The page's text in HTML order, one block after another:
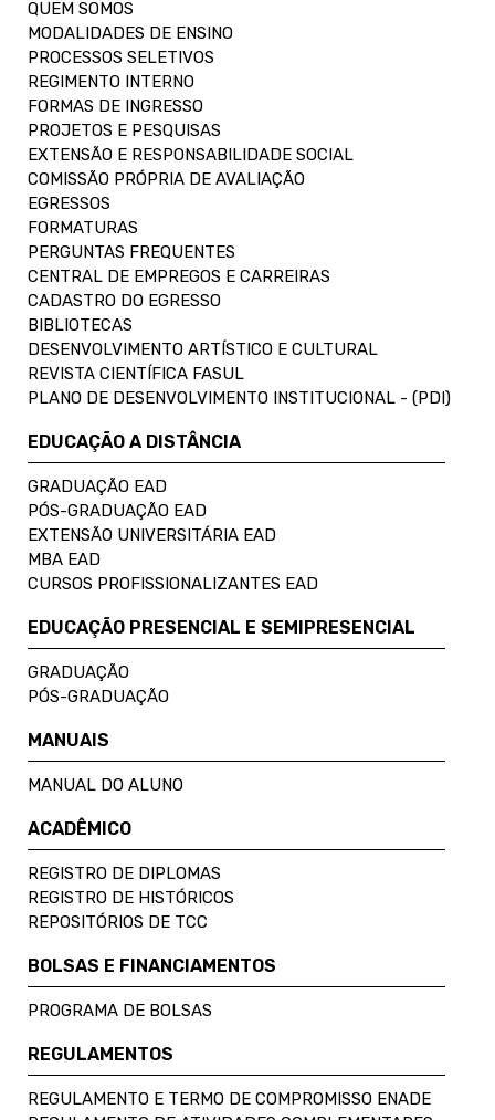
QUEM SOMOS
MODALIDADES DE ENSINO
PROCESSOS SELETIVOS
REGIMENTO INTERNO
FORMAS DE INGRESSO
PROJETOS E PESQUISAS
EXTENSÃO E RESPONSABILIDADE SOCIAL
COMISSÃO PRÓPRIA DE AVALIAÇÃO
EGRESSOS
FORMATURAS
PERGUNTAS FREQUENTES
CENTRAL DE EMPREGOS E CARREIRAS
CADASTRO DO EGRESSO
BIBLIOTECAS
DESENVOLVIMENTO ARTÍSTICO E CULTURAL
REVISTA CIENTÍFICA FASUL
PLANO DE DESENVOLVIMENTO INSTITUCIONAL - (PDI)
EDUCAÇÃO A DISTÂNCIA
GRADUAÇÃO EAD
PÓS-GRADUAÇÃO EAD
EXTENSÃO UNIVERSITÁRIA EAD
MBA EAD
CURSOS PROFISSIONALIZANTES EAD
EDUCAÇÃO PRESENCIAL E SEMIPRESENCIAL
GRADUAÇÃO
PÓS-GRADUAÇÃO
MANUAIS
MANUAL DO ALUNO
ACADÊMICO
REGISTRO DE DIPLOMAS
REGISTRO DE HISTÓRICOS
REPOSITÓRIOS DE TCC
BOLSAS E FINANCIAMENTOS
PROGRAMA DE BOLSAS
REGULAMENTOS
REGULAMENTO E TERMO DE COMPROMISSO ENADE